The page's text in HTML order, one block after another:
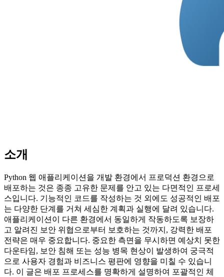
소개
Python 웹 애플리케이션을 개발 환경에서 프로덕션 환경으로
배포하는 것은 종종 고유한 문제를 안고 있는 다면적인 프로세
스입니다. 기능적인 코드를 작성하는 것 외에도 성공적인 배포
는 다양한 단계를 거쳐 세심한 계획과 실행에 달려 있습니다.
애플리케이션이 다른 환경에서 동일하게 작동하도록 보장하
고 알려진 보안 위협으로부터 보호하는 것까지, 강력한 배포
전략은 매우 중요합니다. 중요한 측면을 무시하면 예상치 못한
다운타임, 보안 침해 또는 성능 병목 현상이 발생하여 궁극적
으로 사용자 경험과 비즈니스 평판에 영향을 미칠 수 있습니
다. 이 글은 배포 프로세스를 명확하게 설명하여 포괄적인 체